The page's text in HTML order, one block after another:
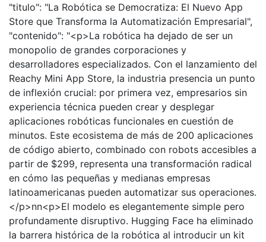
"titulo": "La Robótica se Democratiza: El Nuevo App
Store que Transforma la Automatización Empresarial",
"contenido": "<p>La robótica ha dejado de ser un
monopolio de grandes corporaciones y
desarrolladores especializados. Con el lanzamiento del
Reachy Mini App Store, la industria presencia un punto
de inflexión crucial: por primera vez, empresarios sin
experiencia técnica pueden crear y desplegar
aplicaciones robóticas funcionales en cuestión de
minutos. Este ecosistema de más de 200 aplicaciones
de código abierto, combinado con robots accesibles a
partir de $299, representa una transformación radical
en cómo las pequeñas y medianas empresas
latinoamericanas pueden automatizar sus operaciones.
</p>nn<p>El modelo es elegantemente simple pero
profundamente disruptivo. Hugging Face ha eliminado
la barrera histórica de la robótica al introducir un kit